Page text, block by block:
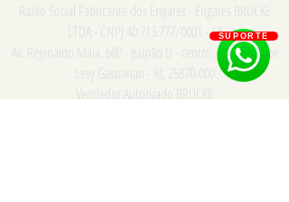
Razão Social Fabricante dos Engates - Engates BRUCKE
LTDA - CNPJ
/0001 - 18
Av. Reginaldo Maia, 600 - galpão D - centro, Comendador
Levy Gasparian - RJ,
Vendedor Autorizado BRUCKE
SUPORTE